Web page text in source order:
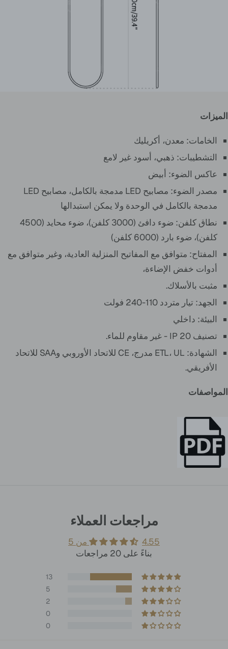
الميزات
الخامات: معدن، أكريليك
التشطيبات: ذهبي، أسود غير لامع
عاكس الضوء: أبيض
مصدر الضوء: مصابيح LED مدمجة بالكامل، مصابيح LED
مدمجة بالكامل في الوحدة ولا يمكن استبدالها
نطاق كلفن: ضوء دافئ (3000 كلفن)، ضوء محايد (4500
كلفن)، ضوء بارد (6000 كلفن)
المفتاح: متوافق مع المفاتيح المنزلية العادية، وغير متوافق مع
أدوات خفض الإضاءة،
مثبت بالأسلاك.
الجهد: تيار متردد 110-240 فولت
البيئة: داخلي
تصنيف IP 20 - غير مقاوم للماء.
الشهادة: ETL، UL مدرج، CE للاتحاد الأوروبي وSAA للاتحاد
الأفريقي.
المواصفات
مراجعات العملاء
4.55 من 5
بناءً على 20 مراجعات
13
5
2
0
0